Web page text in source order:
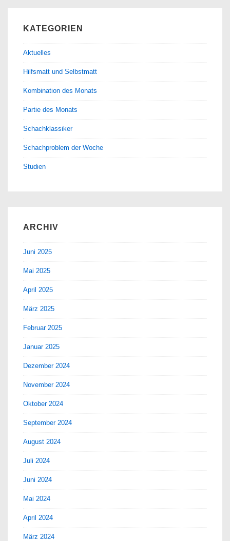
KATEGORIEN
Aktuelles
Hilfsmatt und Selbstmatt
Kombination des Monats
Partie des Monats
Schachklassiker
Schachproblem der Woche
Studien
ARCHIV
Juni 2025
Mai 2025
April 2025
März 2025
Februar 2025
Januar 2025
Dezember 2024
November 2024
Oktober 2024
September 2024
August 2024
Juli 2024
Juni 2024
Mai 2024
April 2024
März 2024